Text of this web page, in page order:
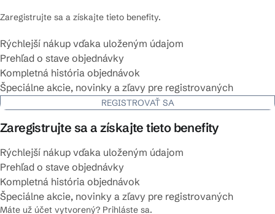
Zaregistrujte sa a získajte tieto benefity.
Rýchlejší nákup vďaka uloženým údajom
Prehľad o stave objednávky
Kompletná história objednávok
Špeciálne akcie, novinky a zľavy pre registrovaných
REGISTROVAŤ SA
Zaregistrujte sa a získajte tieto benefity
Rýchlejší nákup vďaka uloženým údajom
Prehľad o stave objednávky
Kompletná história objednávok
Špeciálne akcie, novinky a zľavy pre registrovaných
Máte už účet vytvorený? Prihláste sa.